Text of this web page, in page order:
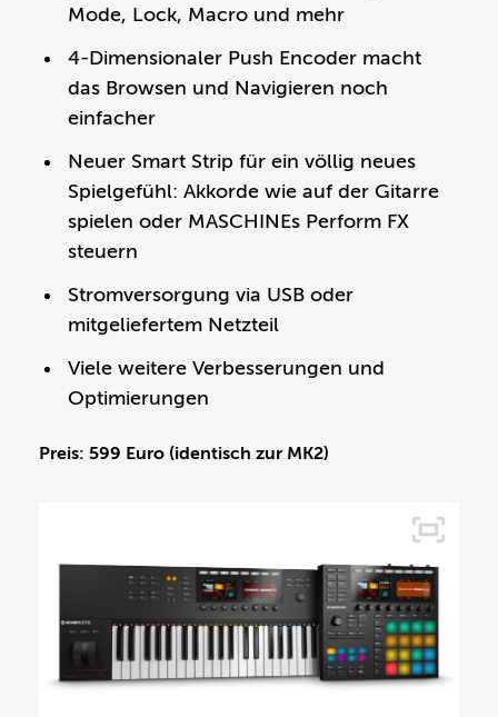
Mode, Lock, Macro und mehr
4-Dimensionaler Push Encoder macht
das Browsen und Navigieren noch
einfacher
Neuer Smart Strip für ein völlig neues
Spielgefühl: Akkorde wie auf der Gitarre
spielen oder MASCHINEs Perform FX
steuern
Stromversorgung via USB oder
mitgeliefertem Netzteil
Viele weitere Verbesserungen und
Optimierungen
Preis: 599 Euro (identisch zur MK2)